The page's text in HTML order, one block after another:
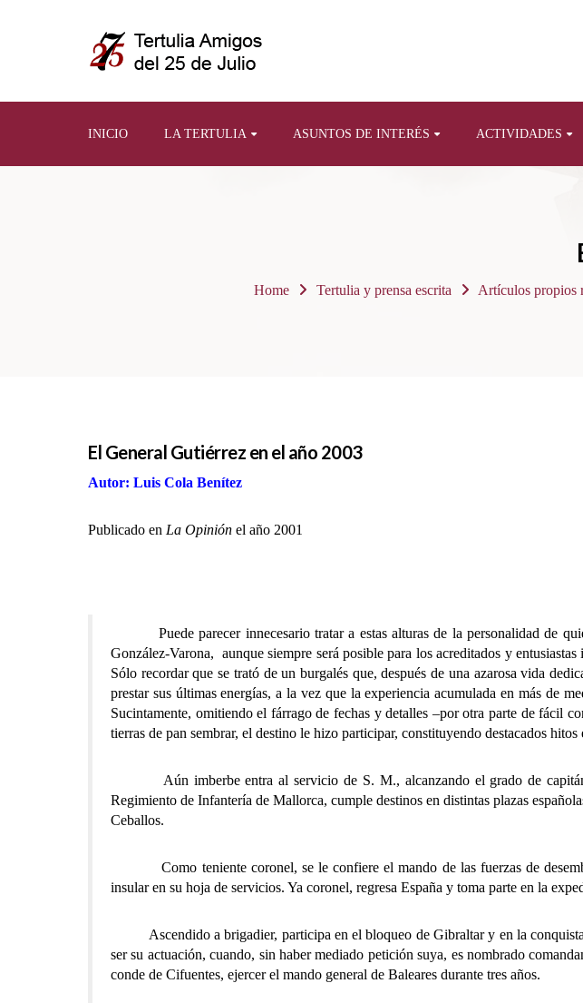
INICIO LA TERTULIA ASUNTOS DE INTERÉS ACTIVIDADES
Home Tertulia y prensa escrita Artículos propios
El General Gutiérrez en el año 2003
Autor: Luis Cola Benítez
Publicado en La Opinión el año 2001
Puede parecer innecesario tratar a estas alturas de la personalidad de
González-Varona, aunque siempre será posible para los acreditados y
Sólo recordar que se trató de un burgalés que, después de una azarosa vida
prestar sus últimas energías, a la vez que la experiencia acumulada en más de
Sucintamente, omitiendo el fárrago de fechas y detalles –por otra parte de fácil
tierras de pan sembrar, el destino le hizo participar, constituyendo destacados
Aún imberbe entra al servicio de S. M., alcanzando el grado de capitán
Regimiento de Infantería de Mallorca, cumple destinos en distintas plazas
Ceballos.
Como teniente coronel, se le confiere el mando de las fuerzas de
insular en su hoja de servicios. Ya coronel, regresa España y toma parte en la
Ascendido a brigadier, participa en el bloqueo de Gibraltar y en la conquista
ser su actuación, cuando, sin haber mediado petición suya, es nombrado
conde de Cifuentes, ejercer el mando general de Baleares durante tres años.